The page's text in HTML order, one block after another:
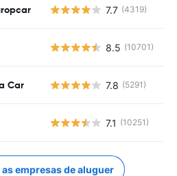
7.7 (4319)
8.5 (10701)
Car 7.8 (5291)
7.1 (10251)
empresas de aluguer